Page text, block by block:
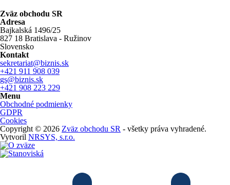
Zväz obchodu SR
Adresa
Bajkalská 1496/25
827 18 Bratislava - Ružinov
Slovensko
Kontakt
sekretariat@biznis.sk
+421 911 908 039
gs@biznis.sk
+421 908 223 229
Menu
Obchodné podmienky
GDPR
Cookies
Copyright © 2026 Zväz obchodu SR - všetky práva vyhradené.
Vytvoril NRSYS, s.r.o.